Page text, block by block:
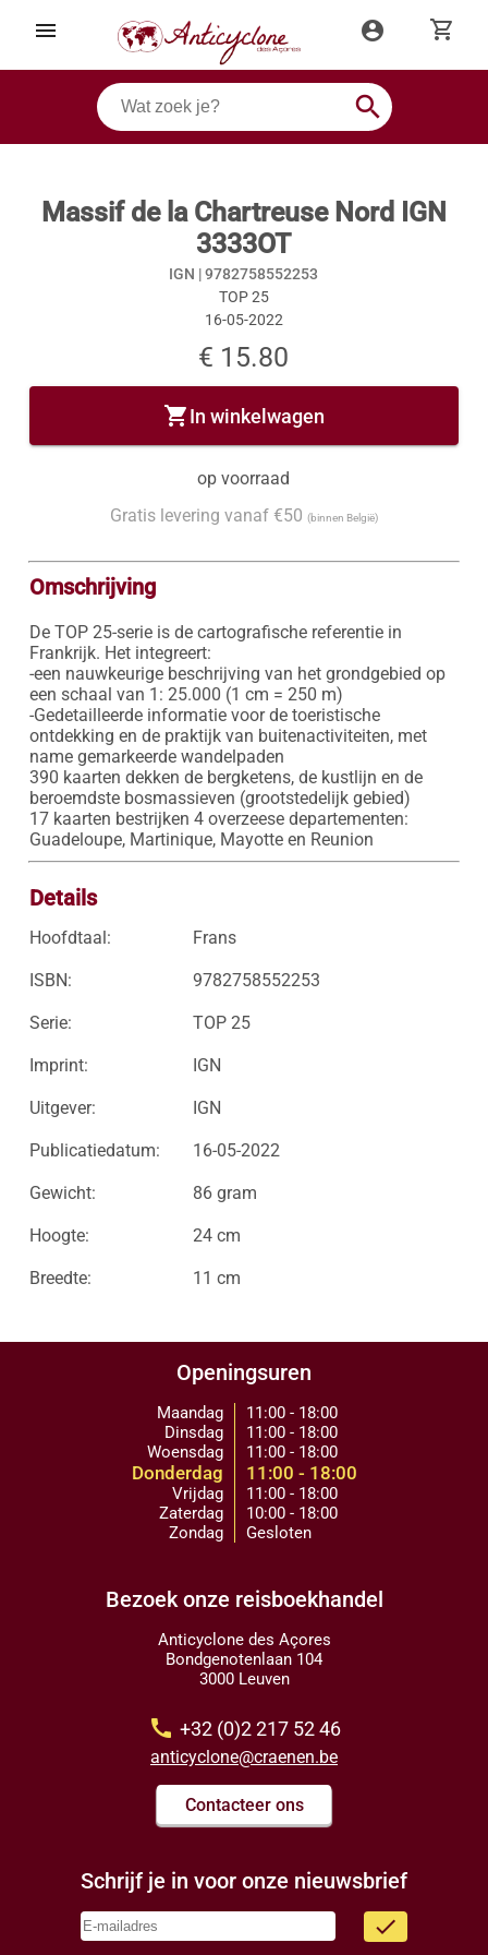
menu account_circle shopping_cart
search
Massif de la Chartreuse Nord IGN
3333OT
IGN |9782758552253
TOP 25
16-05-2022
€ 15.80
shopping_cartIn winkelwagen
op voorraad
Gratis levering vanaf €50 (binnen België)
Omschrijving
De TOP 25-serie is de cartografische referentie in
Frankrijk. Het integreert:
-een nauwkeurige beschrijving van het grondgebied op
een schaal van 1: 25.000 (1 cm = 250 m)
-Gedetailleerde informatie voor de toeristische
ontdekking en de praktijk van buitenactiviteiten, met
name gemarkeerde wandelpaden
390 kaarten dekken de bergketens, de kustlijn en de
beroemdste bosmassieven (grootstedelijk gebied)
17 kaarten bestrijken 4 overzeese departementen:
Guadeloupe, Martinique, Mayotte en Reunion
Details
Hoofdtaal: Frans
ISBN: 9782758552253
Serie: TOP 25
Imprint: IGN
Uitgever: IGN
Publicatiedatum: 16-05-2022
Gewicht: 86 gram
Hoogte: 24 cm
Breedte: 11 cm
Openingsuren
Maandag
Dinsdag
Woensdag
Donderdag
Vrijdag
Zaterdag
Zondag
11:00 - 18:00
11:00 - 18:00
11:00 - 18:00
11:00 - 18:00
11:00 - 18:00
10:00 - 18:00
Gesloten
Bezoek onze reisboekhandel
Anticyclone des Açores
Bondgenotenlaan 104
3000 Leuven
call +32 (0)2 217 52 46
anticyclone@craenen.be
Contacteer ons
Schrijf je in voor onze nieuwsbrief
done